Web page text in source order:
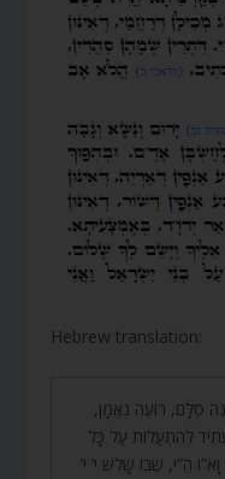
Hebrew translation:
סֻלָּם, רוֹעֶה נֶאֱמָן,
לְהִתְעַלּוֹת עַל כָּל
הֵ”י, שֶׁבּוֹ שָׁלֹשׁ י’ י’